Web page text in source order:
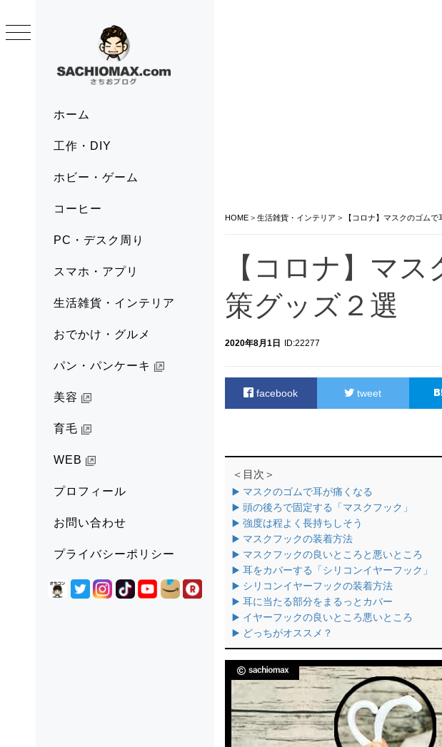
ホーム
工作・DIY
ホビー・ゲーム
コーヒー
PC・デスク周り
スマホ・アプリ
生活雑貨・インテリア
おでかけ・グルメ
パン・パンケーキ
美容
育毛
WEB
プロフィール
お問い合わせ
プライバシーポリシー
to
HOME > 生活雑貨・インテリア > 【コロナ】マスクのゴム
【コロナ】マ
策グッズ２選
2020年8月1日 ID:22277
facebook tweet
＜目次＞
▶️ マスクのゴムで耳が痛くなる
▶️ 頭の後ろで固定する「マスクフック」
▶️ 強度は程よく長持ちしそう
▶️ マスクフックの装着方法
▶️ マスクフックの良いところと悪いところ
▶️ 耳をカバーする「シリコンイヤーフック」
▶️ シリコンイヤーフックの装着方法
▶️ 耳に当たる部分をまるっとカバー
▶️ イヤーフックの良いところ悪いところ
▶️ どっちがオススメ？